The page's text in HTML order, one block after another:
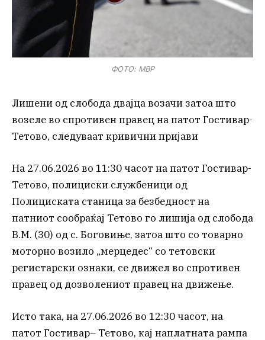
ФОТО: МВР
Лишени од слобода двајца возачи затоа што
возеле во спротивен правец на патот Гостивар-
Тетово, следуваат кривични пријави
На 27.06.2026 во 11:30 часот на патот Гостивар-
Тетово, полициски службеници од
Полициската станица за безбедност на
патниот сообраќај Тетово го лишија од слобода
В.М. (30) од с. Боговиње, затоа што со товарно
моторно возило „мерцедес“ со тетовски
регистарски ознаки, се движел во спротивен
правец од дозволениот правец на движење.
Исто така, на 27.06.2026 во 12:30 часот, на
патот Гостивар– Тетово, кај наплатната рампа